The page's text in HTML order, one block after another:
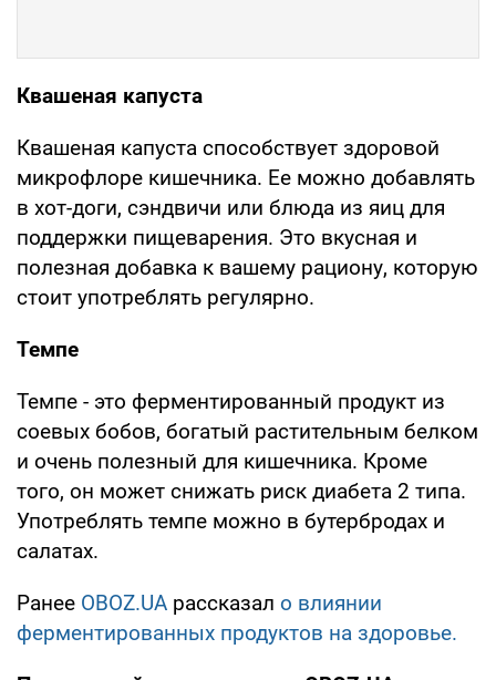
Квашеная капуста
Квашеная капуста способствует здоровой
микрофлоре кишечника. Ее можно добавлять
в хот-доги, сэндвичи или блюда из яиц для
поддержки пищеварения. Это вкусная и
полезная добавка к вашему рациону, которую
стоит употреблять регулярно.
Темпе
Темпе - это ферментированный продукт из
соевых бобов, богатый растительным белком
и очень полезный для кишечника. Кроме
того, он может снижать риск диабета 2 типа.
Употреблять темпе можно в бутербродах и
салатах.
Ранее OBOZ.UA рассказал о влиянии
ферментированных продуктов на здоровье.